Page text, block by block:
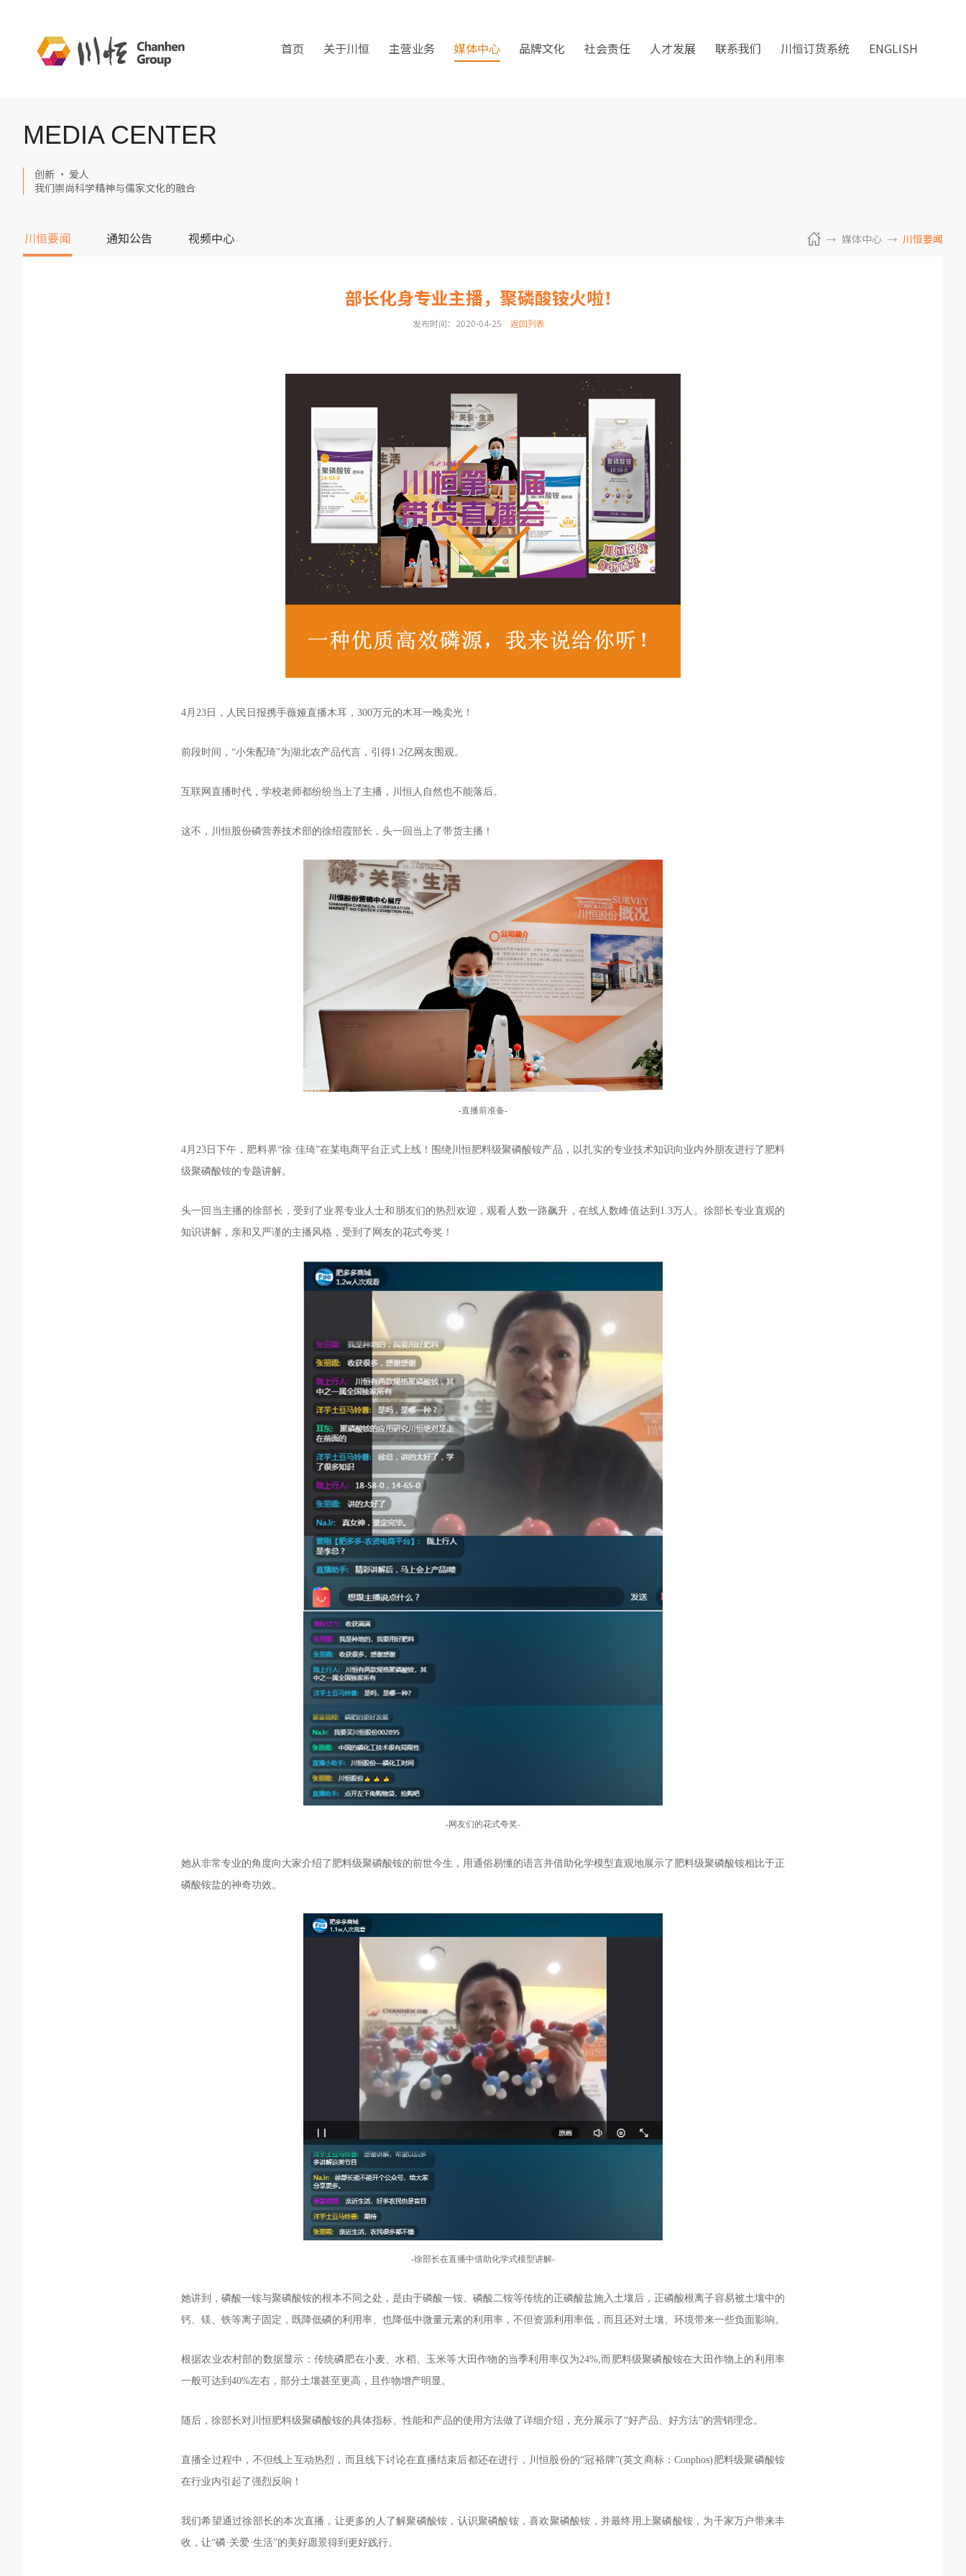
首页 关于川恒 主营业务 媒体中心 品牌文化 社会责任 人才发展 联系我们 川恒订货系统 ENGLISH
MEDIA CENTER
创新 · 爱人
我们崇尚科学精神与儒家文化的融合
川恒要闻 通知公告 视频中心 媒体中心 川恒要闻
部长化身专业主播，聚磷酸铵火啦！
发布时间：2020-04-25 返回列表
4月23日，人民日报携手薇娅直播木耳，300万元的木耳一晚卖光！
前段时间，“小朱配琦”为湖北农产品代言，引得1.2亿网友围观。
互联网直播时代，学校老师都纷纷当上了主播，川恒人自然也不能落后。
这不，川恒股份磷营养技术部的徐绍霞部长，头一回当上了带货主播！
-直播前准备-
4月23日下午，肥料界“徐·佳琦”在某电商平台正式上线！围绕川恒肥料级聚磷酸铵产品，以扎实的专业技术知识向业内外朋友进行了肥料
级聚磷酸铵的专题讲解。
头一回当主播的徐部长，受到了业界专业人士和朋友们的热烈欢迎，观看人数一路飙升，在线人数峰值达到1.3万人。徐部长专业直观的
知识讲解，亲和又严谨的主播风格，受到了网友的花式夸奖！
-网友们的花式夸奖-
她从非常专业的角度向大家介绍了肥料级聚磷酸铵的前世今生，用通俗易懂的语言并借助化学模型直观地展示了肥料级聚磷酸铵相比于正
磷酸铵盐的神奇功效。
-徐部长在直播中借助化学式模型讲解-
她讲到，磷酸一铵与聚磷酸铵的根本不同之处，是由于磷酸一铵、磷酸二铵等传统的正磷酸盐施入土壤后，正磷酸根离子容易被土壤中的
钙、镁、铁等离子固定，既降低磷的利用率、也降低中微量元素的利用率，不但资源利用率低，而且还对土壤、环境带来一些负面影响。
根据农业农村部的数据显示：传统磷肥在小麦、水稻、玉米等大田作物的当季利用率仅为24%,而肥料级聚磷酸铵在大田作物上的利用率
一般可达到40%左右，部分土壤甚至更高，且作物增产明显。
随后，徐部长对川恒肥料级聚磷酸铵的具体指标、性能和产品的使用方法做了详细介绍，充分展示了“好产品、好方法”的营销理念。
直播全过程中，不但线上互动热烈，而且线下讨论在直播结束后都还在进行，川恒股份的“冠裕牌”(英文商标：Conphos)肥料级聚磷酸铵
在行业内引起了强烈反响！
我们希望通过徐部长的本次直播，让更多的人了解聚磷酸铵，认识聚磷酸铵，喜欢聚磷酸铵，并最终用上聚磷酸铵，为千家万户带来丰
收，让“磷·关爱·生活”的美好愿景得到更好践行。